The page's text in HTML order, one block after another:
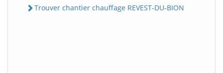
Trouver chantier chauffage REVEST-DU-BION